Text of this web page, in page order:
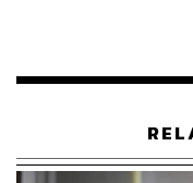
ที่สุดในโลก สาหร่ายช
อดเป็นสารสกัดที่มีบท
ประยุกต์ใช้กับแนวทา